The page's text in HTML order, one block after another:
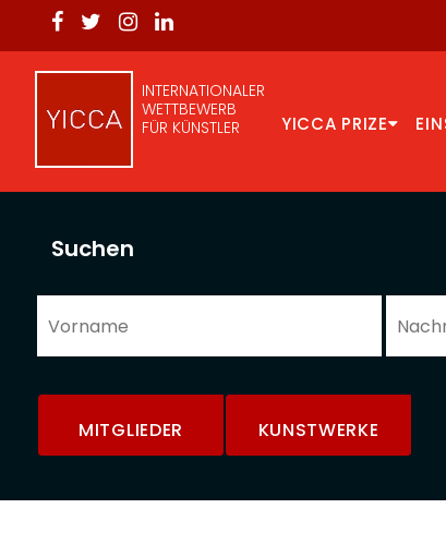
INTERNATIONALER
WETTBEWERB
FÜR KÜNSTLER
YICCA PRIZE
Suchen
MITGLIEDER KUNSTWERKE